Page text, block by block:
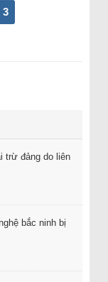
3
trừ đảng do liên
bắc ninh bị